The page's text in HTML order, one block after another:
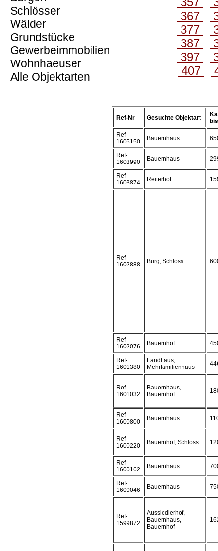
Schlösser
Wälder
Grundstücke
Gewerbeimmobilien
Wohnhaeuser
Alle Objektarten
367
377
387
397
407
Ref-Nr Gesuchte Objektart
Ref-
1605150
Bauernhaus
Ref-
1603990
Bauernhaus
Ref-
1603874
Reiterhof
Ref-
1602888
Burg, Schloss
Ref-
1602076
Bauernhof
Ref-
1601380
Landhaus,
Mehrfamilienhaus
Ref-
1601032
Bauernhaus,
Bauernhof
Ref-
1600800
Bauernhaus
Ref-
1600220
Bauernhof, Schloss
Ref-
1600162
Bauernhaus
Ref-
1600046
Bauernhaus
Ref-
1599872
Aussiedlerhof,
Bauernhaus,
Bauernhof